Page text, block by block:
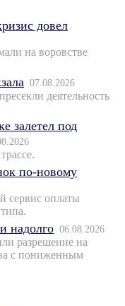
довел
на воровстве
07.08.2026
деятельность
залетел под
по-новому
сервис оплаты
надолго 06.08.2026
разрешение на
с пониженным